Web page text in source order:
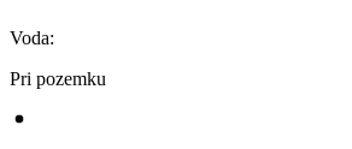
Voda:
Pri pozemku